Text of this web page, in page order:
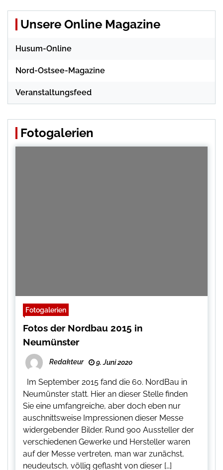
Unsere Online Magazine
Husum-Online
Nord-Ostsee-Magazine
Veranstaltungsfeed
Fotogalerien
Fotogalerien
Fotos der Nordbau 2015 in
Neumünster
Redakteur 9. Juni 2020
Im September 2015 fand die 60. NordBau in
Neumünster statt. Hier an dieser Stelle finden
Sie eine umfangreiche, aber doch eben nur
auschnittsweise Impressionen dieser Messe
widergebender Bilder. Rund 900 Aussteller der
verschiedenen Gewerke und Hersteller waren
auf der Messe vertreten, man war zunächst,
neudeutsch, völlig geflasht von dieser […]